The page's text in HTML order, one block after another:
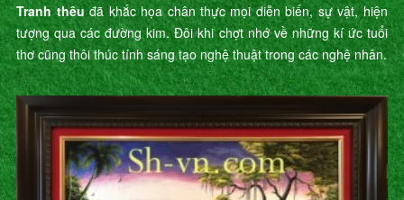
Tranh thêuđã khắc họa chân thực mọi diễn biến, sự vật, hiện
tượng qua các đường kim. Đôi khi chợt nhớ về những kí ức tuổi
thơ cũng thôi thúc tính sáng tạo nghệ thuật trong các nghệ nhân.